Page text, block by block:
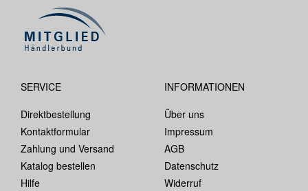
SERVICE
Direktbestellung
Kontaktformular
Zahlung und Versand
Katalog bestellen
Hilfe
INFORMATIONEN
Über uns
Impressum
AGB
Datenschutz
Widerruf